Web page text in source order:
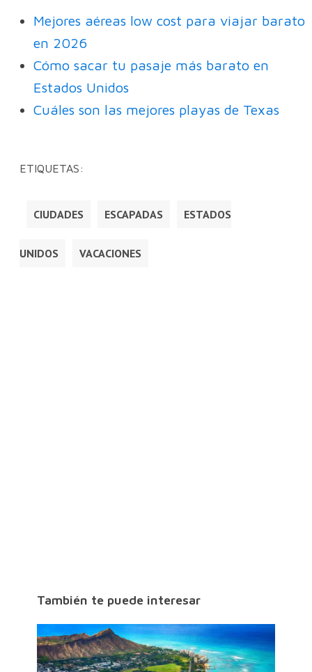
Mejores aéreas low cost para viajar barato
en 2026
Cómo sacar tu pasaje más barato en
Estados Unidos
Cuáles son las mejores playas de Texas
ETIQUETAS:
CIUDADES ESCAPADAS ESTADOS
UNIDOS VACACIONES
También te puede interesar